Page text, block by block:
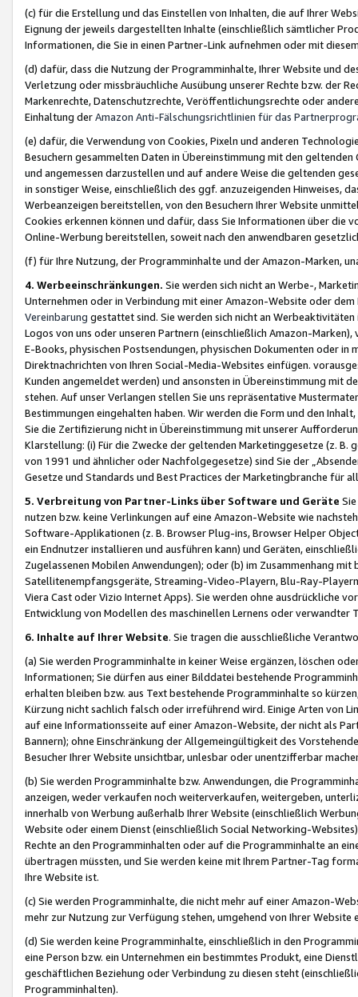
(c) für die Erstellung und das Einstellen von Inhalten, die auf Ihrer
Eignung der jeweils dargestellten Inhalte (einschließlich sämtlicher
Informationen, die Sie in einen Partner-Link aufnehmen oder mit
(d) dafür, dass die Nutzung der Programminhalte, Ihrer Website und
Verletzung oder missbräuchliche Ausübung unserer Rechte bzw. der
Markenrechte, Datenschutzrechte, Veröffentlichungsrechte oder
Einhaltung derAmazon Anti-Fälschungsrichtlinien für das
(e) dafür, die Verwendung von Cookies, Pixeln und anderen
Besuchern gesammelten Daten in Übereinstimmung mit den
und angemessen darzustellen und auf andere Weise die geltenden
in sonstiger Weise, einschließlich des ggf. anzuzeigenden Hinweises,
Werbeanzeigen bereitstellen, von den Besuchern Ihrer Website
Cookies erkennen können und dafür, dass Sie Informationen über die
Online-Werbung bereitstellen, soweit nach den anwendbaren
(f) für Ihre Nutzung, der Programminhalte und der Amazon-Marken,
4. Werbeeinschränkungen. Sie werden sich nicht an Werbe-,
Unternehmen oder in Verbindung mit einer Amazon-Website oder
Vereinbarung gestattet sind. Sie werden sich nicht an
Logos von uns oder unseren Partnern (einschließlich Amazon-
E-Books, physischen Postsendungen, physischen Dokumenten oder in
Direktnachrichten von Ihren Social-Media-Websites einfügen.
Kunden angemeldet werden) und ansonsten in Übereinstimmung mit
stehen. Auf unser Verlangen stellen Sie uns repräsentative
Bestimmungen eingehalten haben. Wir werden die Form und den
Sie die Zertifizierung nicht in Übereinstimmung mit unserer
Klarstellung: (i) Für die Zwecke der geltenden Marketinggesetze (z. B.
von 1991 und ähnlicher oder Nachfolgegesetze) sind Sie der
Gesetze und Standards und Best Practices der Marketingbranche für
5. Verbreitung von Partner-Links über Software und Geräte
nutzen bzw. keine Verlinkungen auf eine Amazon-Website wie
Software-Applikationen (z. B. Browser Plug-ins, Browser Helper
ein Endnutzer installieren und ausführen kann) und Geräten,
Zugelassenen Mobilen Anwendungen); oder (b) im Zusammenhang
Satellitenempfangsgeräte, Streaming-Video-Playern, Blu-Ray-
Viera Cast oder Vizio Internet Apps). Sie werden ohne ausdrückliche
Entwicklung von Modellen des maschinellen Lernens oder
6. Inhalte auf Ihrer Website. Sie tragen die ausschließliche
(a) Sie werden Programminhalte in keiner Weise ergänzen, löschen
Informationen; Sie dürfen aus einer Bilddatei bestehende
erhalten bleiben bzw. aus Text bestehende Programminhalte so
Kürzung nicht sachlich falsch oder irreführend wird. Einige Arten von
auf eine Informationsseite auf einer Amazon-Website, der nicht als
Bannern); ohne Einschränkung der Allgemeingültigkeit des
Besucher Ihrer Website unsichtbar, unlesbar oder unentzifferbar
(b) Sie werden Programminhalte bzw. Anwendungen, die
anzeigen, weder verkaufen noch weiterverkaufen, weitergeben,
innerhalb von Werbung außerhalb Ihrer Website (einschließlich
Website oder einem Dienst (einschließlich Social Networking-
Rechte an den Programminhalten oder auf die Programminhalte an
übertragen müssten, und Sie werden keine mit Ihrem Partner-Tag
Ihre Website ist.
(c) Sie werden Programminhalte, die nicht mehr auf einer Amazon-
mehr zur Nutzung zur Verfügung stehen, umgehend von Ihrer
(d) Sie werden keine Programminhalte, einschließlich in den
eine Person bzw. ein Unternehmen ein bestimmtes Produkt, eine
geschäftlichen Beziehung oder Verbindung zu diesen steht
Programminhalten).